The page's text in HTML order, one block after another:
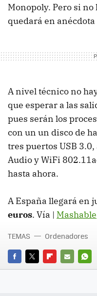
Monopoly. Pero si
quedará en
A nivel técnico no
que esperar a las
pues serán los
con un un disco de
tres puertos USB
Audio y WiFi
hasta ahora.
A España llegará en
euros. Vía | Mashable
FACEBOOK
TWITTERFLIPBOARD
E-
TEMAS Ordenadores